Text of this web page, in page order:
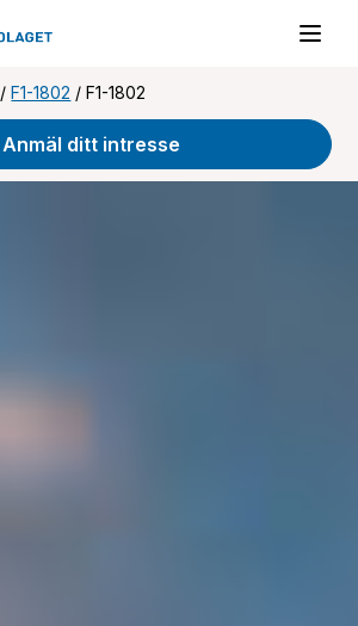
/F1-1802 /F1-1802
Anmäl ditt intresse